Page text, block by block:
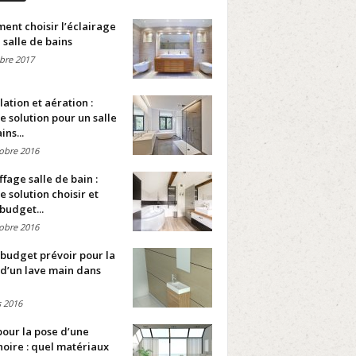
choisir l’éclairage
salle de bains
2017
et aération :
solution pour un salle
2016
salle de bain :
solution choisir et
2016
prévoir pour la
lave main dans
2016
la pose d’une
: quel matériaux